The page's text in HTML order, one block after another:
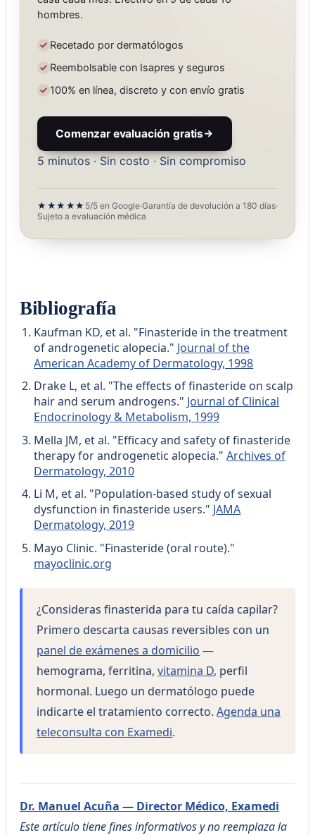
hombres.
Recetado por dermatólogos
Reembolsable con Isapres y seguros
100% en línea, discreto y con envío gratis
Comenzar evaluación gratis
5 minutos · Sin costo · Sin compromiso
★★★★★ 5/5 en Google·Garantía de devolución a 180 días·
Sujeto a evaluación médica
Bibliografía
Kaufman KD, et al. "Finasteride in the treatment
of androgenetic alopecia." Journal of the
American Academy of Dermatology, 1998
Drake L, et al. "The effects of finasteride on scalp
hair and serum androgens." Journal of Clinical
Endocrinology & Metabolism, 1999
Mella JM, et al. "Efficacy and safety of finasteride
therapy for androgenetic alopecia."Archives of
Dermatology, 2010
Li M, et al. "Population-based study of sexual
dysfunction in finasteride users." JAMA
Dermatology, 2019
Mayo Clinic. "Finasteride (oral route)."
mayoclinic.org
¿Consideras finasterida para tu caída capilar?
Primero descarta causas reversibles con un
panel de exámenes a domicilio —
hemograma, ferritina,vitamina D, perfil
hormonal. Luego un dermatólogo puede
indicarte el tratamiento correcto.Agenda una
teleconsulta con Examedi.
Dr. Manuel Acuña — Director Médico, Examedi
Este artículo tiene fines informativos y no reemplaza la